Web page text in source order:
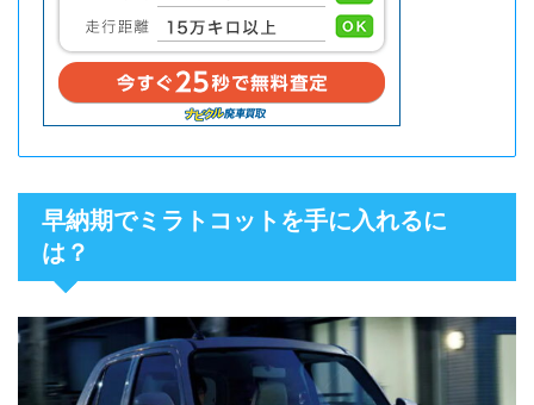
早納期でミラトコットを手に入れるに
は？